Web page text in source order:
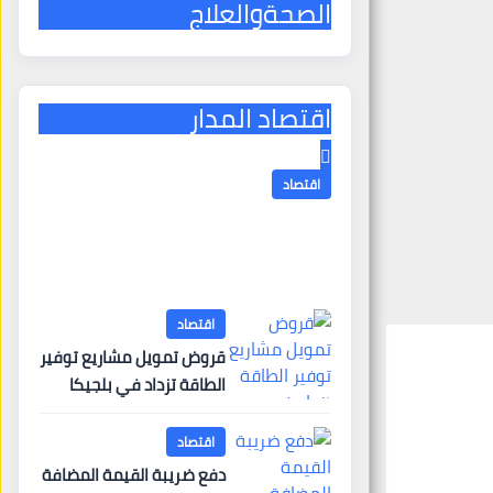
الصحةوالعلاج
اقتصاد المدار
اقتصاد
الخسائر الاقتصادية الناجمة
اقتصاد
قروض تمويل مشاريع توفير
الطاقة تزداد في بلجيكا
اقتصاد
دفع ضريبة القيمة المضافة